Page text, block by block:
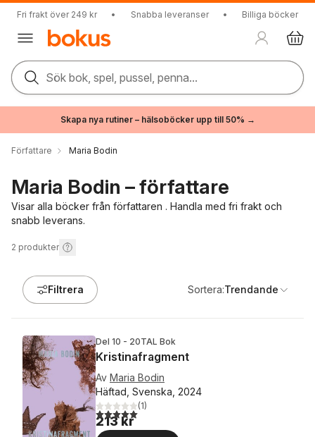
Fri frakt över 249 kr • Snabba leveranser • Billiga böcker
Sök bok, spel, pussel, penna...
Skapa nya rutiner – hälsoböcker upp till 50% →
Författare Maria Bodin
Maria Bodin – författare
Visar alla böcker från författaren . Handla med fri frakt och
snabb leverans.
2 produkter
Filtrera Sortera:Trendande
Del 10 - 20TAL Bok
Kristinafragment
Av Maria Bodin
Häftad, Svenska, 2024
5,0utav 5 stjärnor. Totalt antal röster:
(1)
213 kr